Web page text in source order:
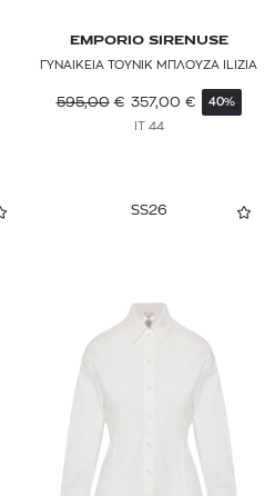
EMPORIO SIRENUSE
ΓΥΝΑΙΚΕΙΑ ΤΟΥΝΙΚ ΜΠΛΟΥΖΑ ILIZIA
595,00 € 357,00 € 40%
IT 44
SS26